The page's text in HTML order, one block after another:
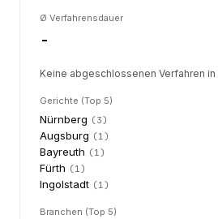
Ø Verfahrensdauer
-
Keine abgeschlossenen Verfahren in
Gerichte (Top 5)
Nürnberg (3)
Augsburg (1)
Bayreuth (1)
Fürth (1)
Ingolstadt (1)
Branchen (Top 5)